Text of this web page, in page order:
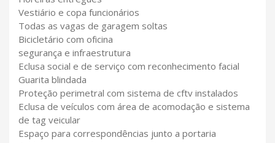
Vestiário e copa funcionários
Todas as vagas de garagem soltas
Bicicletário com oficina
segurança e infraestrutura
Eclusa social e de serviço com reconhecimento facial
Guarita blindada
Proteção perimetral com sistema de cftv instalados
Eclusa de veículos com área de acomodação e sistema
de tag veicular
Espaço para correspondências junto a portaria